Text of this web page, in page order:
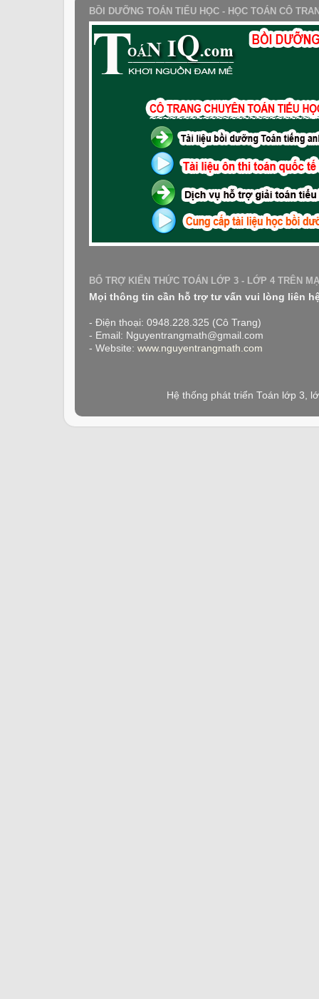
BỒI DƯỠNG TOÁN TIỂU HỌC - HỌC TOÁN CÔ
BỔ TRỢ KIẾN THỨC TOÁN LỚP 3 - LỚP 4 TRÊN
Mọi thông tin cần hỗ trợ tư vấn vui lòng liên
- Điện thoại: 0948.228.325 (Cô Trang)
- Email: Nguyentrangmath@gmail.com
- Website: www.nguyentrangmath.com
Hệ thống phát triển Toán lớp 3,